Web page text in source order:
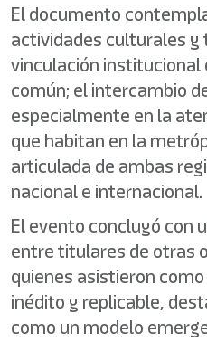
El documento
actividades culturales
vinculación
común; el intercambio
especialmente en la
que habitan en la
articulada de ambas
nacional e internacional.
El evento concluyó con
entre titulares de otras
quienes asistieron
inédito y replicable,
como un modelo